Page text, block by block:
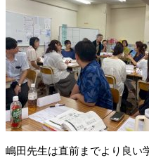
嶋田先生は直前までより良い